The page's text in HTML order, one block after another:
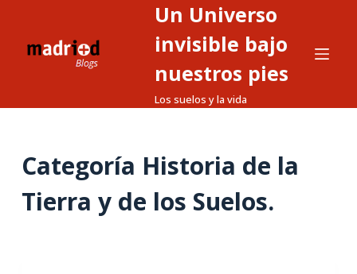
Un Universo
invisible bajo
nuestros pies
Los suelos y la vida
Categoría Historia de la
Tierra y de los Suelos.